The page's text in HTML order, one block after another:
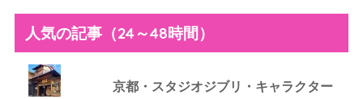
人気の記事（24～48時間）
京都・スタジオジブリ・キャラクター